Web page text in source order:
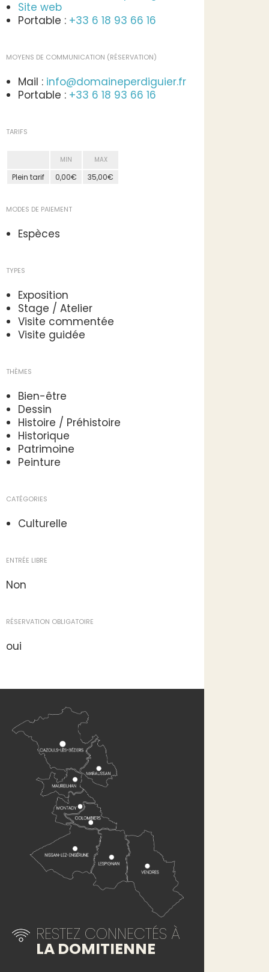
Site web
Portable : +33 6 18 93 66 16
MOYENS DE COMMUNICATION (RÉSERVATION)
Mail : info@domaineperdiguier.fr
Portable : +33 6 18 93 66 16
TARIFS
MIN MAX
Plein tarif 0,00€ 35,00€
MODES DE PAIEMENT
Espèces
TYPES
Exposition
Stage / Atelier
Visite commentée
Visite guidée
THÈMES
Bien-être
Dessin
Histoire / Préhistoire
Historique
Patrimoine
Peinture
CATÉGORIES
Culturelle
ENTRÉE LIBRE
Non
RÉSERVATION OBLIGATOIRE
oui
RESTEZ CONNECTÉS À
LA DOMITIENNE